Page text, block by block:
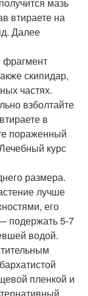
втираете на
Далее
фрагмент
скипидар,
частях.
взболтайте
в
пораженный
курс
размера.
лучше
его
подержать 5-7
водой.
пленкой и